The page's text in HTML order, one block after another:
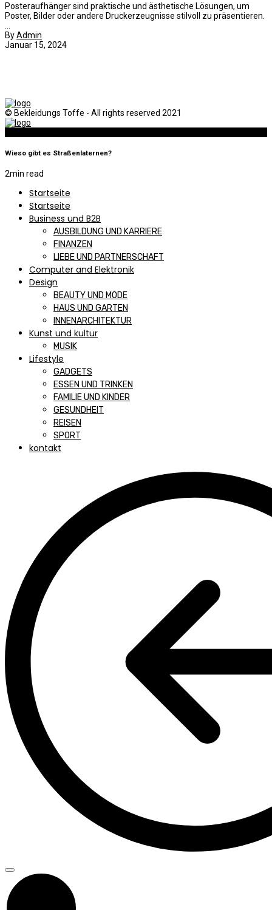
Posteraufhänger sind praktische und ästhetische Lösungen, um
Poster, Bilder oder andere Druckerzeugnisse stilvoll zu präsentieren.
ByAdmin
Januar 15, 2024
© Bekleidungs Toffe - All rights reserved 2021
Wieso gibt es Straßenlaternen?
2min read
Startseite
Startseite
Business und B2B
AUSBILDUNG UND KARRIERE
FINANZEN
LIEBE UND PARTNERSCHAFT
Computer and Elektronik
Design
BEAUTY UND MODE
HAUS UND GARTEN
INNENARCHITEKTUR
Kunst und kultur
MUSIK
Lifestyle
GADGETS
ESSEN UND TRINKEN
FAMILIE UND KINDER
GESUNDHEIT
REISEN
SPORT
kontakt